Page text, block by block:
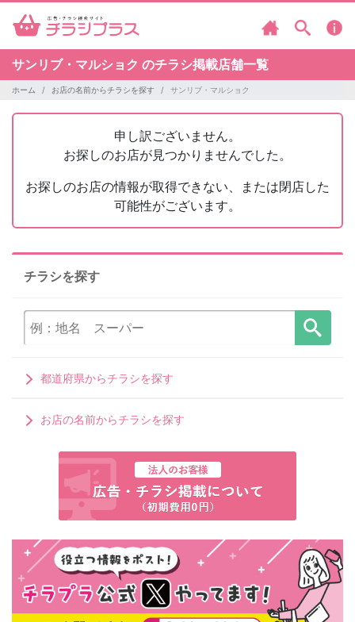
サンリブ・マルショク のチラシ掲載店舗一覧
ホーム お店の名前からチラシを探す サンリブ・マルショク
申し訳ございません。
お探しのお店が見つかりませんでした。
お探しのお店の情報が取得できない、または閉店した
可能性がございます。
チラシを探す
都道府県からチラシを探す
お店の名前からチラシを探す